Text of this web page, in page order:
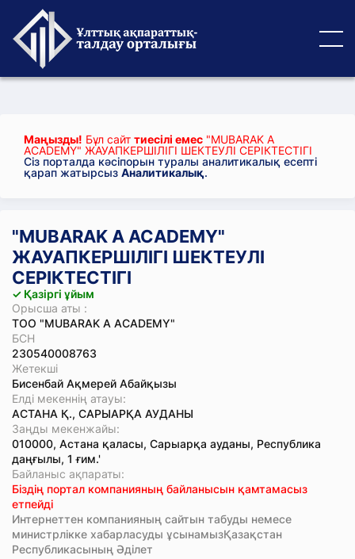
Маңызды! Бұл сайт тиесілі емес "MUBARAK A
ACADEMY" ЖАУАПКЕРШІЛІГІ ШЕКТЕУЛІ СЕРІКТЕСТІГІ
Сіз порталда кәсіпорын туралы аналитикалық есепті
қарап жатырсыз Аналитикалық.
"MUBARAK A ACADEMY"
ЖАУАПКЕРШІЛІГІ ШЕКТЕУЛІ
СЕРІКТЕСТІГІ
✓ Қазіргі ұйым
Орысша аты :
ТОО "MUBARAK A ACADEMY"
БСН
230540008763
Жетекші
Бисенбай Ақмерей Абайқызы
Елді мекеннің атауы:
АСТАНА Қ., САРЫАРҚА АУДАНЫ
Заңды мекенжайы:
010000, Астана қаласы, Сарыарқа ауданы, Республика
даңғылы, 1 ғим.'
Байланыс ақпараты:
Біздің портал компанияның байланысын қамтамасыз
етпейді
Интернеттен компанияның сайтын табуды немесе
министрлікке хабарласуды ұсынамызҚазақстан
Республикасының Әділет